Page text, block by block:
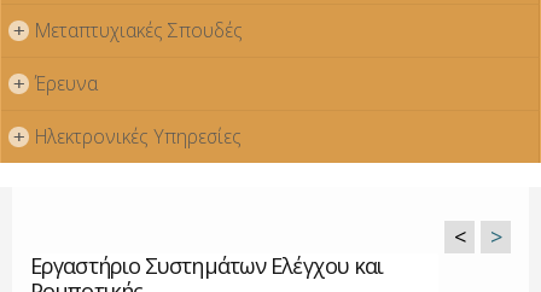
+ Μεταπτυχιακές Σπουδές
+ Έρευνα
+ Ηλεκτρονικές Υπηρεσίες
Εργαστήριο Συστημάτων Ελέγχου και
< >